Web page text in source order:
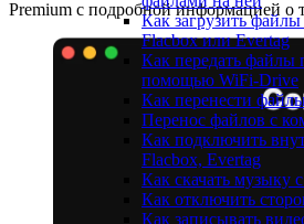
Как загрузить
Flacbox или Evertag
Как передать файлы
помощью WiFi-Drive
Как перенести
Перенос файлов с
Как подключить
Flacbox, Evertag
Как скачать музыку
Как отключить
Как записывать
Premium с подробной информацией о